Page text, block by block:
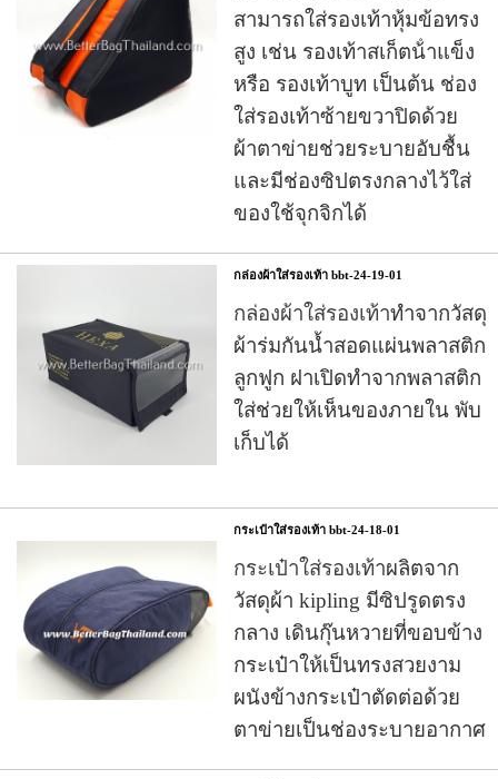
สามารถใส่รองเท้าหุ้มข้อทรง
สูง เช่น รองเท้าสเก็ตน้ําแข็ง
หรือ รองเท้าบูท เป็นต้น ช่อง
ใส่รองเท้าซ้ายขวาปิดด้วย
ผ้าตาข่ายช่วยระบายอับชื้น
และมีช่องซิปตรงกลางไว้ใส่
ของใช้จุกจิกได้
กล่องผ้าใส่รองเท้า bbt-24-19-01
กล่องผ้าใส่รองเท้าทำจากวัสดุ
ผ้าร่มกันน้ำสอดแผ่นพลาสติก
ลูกฟูก ฝาเปิดทำจากพลาสติก
ใส่ช่วยให้เห็นของภายใน พับ
เก็บได้
กระเป๋าใส่รองเท้า bbt-24-18-01
กระเป๋าใส่รองเท้าผลิตจาก
วัสดุผ้า kipling มีซิปรูดตรง
กลาง เดินกุ๊นหวายที่ขอบข้าง
กระเป๋าให้เป็นทรงสวยงาม
ผนังข้างกระเป๋าตัดต่อด้วย
ตาข่ายเป็นช่องระบายอากาศ